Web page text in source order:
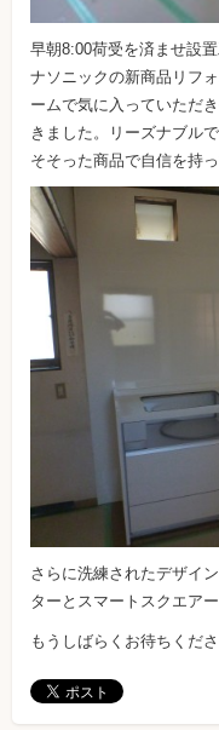
早朝8:00荷受を済ませ設
ナソニックの新商品リフ
ームで気に入っていただ
きました。リーズナブル
そそった商品で自信を持
さらに洗練されたデザイ
ターとスマートスクエア
もうしばらくお待ちくださ